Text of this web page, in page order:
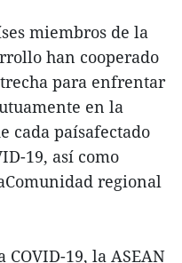
miembros de la
han cooperado
para enfrentar
en la
cada paísafectado
19, así como
regional
19, la ASEAN